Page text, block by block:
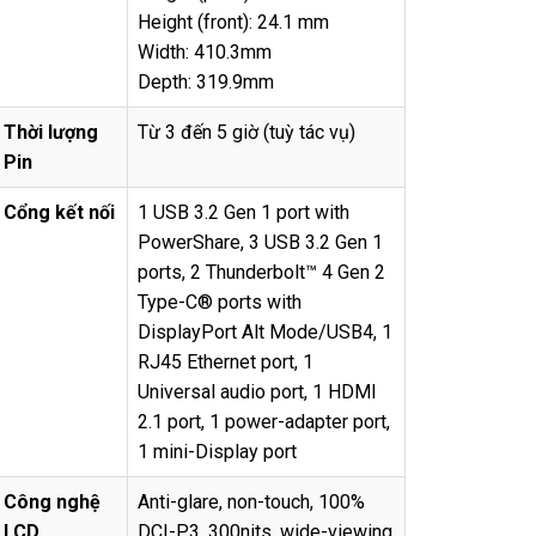
Height (front): 24.1 mm
Width: 410.3mm
Depth: 319.9mm
Thời lượng
Pin
Từ 3 đến 5 giờ (tuỳ tác vụ)
Cổng kết nối
1 USB 3.2 Gen 1 port with
PowerShare, 3 USB 3.2 Gen 1
ports, 2 Thunderbolt™ 4 Gen 2
Type-C® ports with
DisplayPort Alt Mode/USB4, 1
RJ45 Ethernet port, 1
Universal audio port, 1 HDMI
2.1 port, 1 power-adapter port,
1 mini-Display port
Công nghệ
Anti-glare, non-touch, 100%